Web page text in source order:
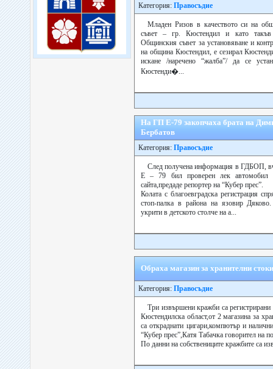
Категория: Правосъдие
Младен Ризов в качеството си на
съвет – гр. Кюстендил и като такъв
Общинския съвет за установяване и
на община Кюстендил, е сезирал
искане /наречено “жалба”/ да се
Кюстенди�...
На ГП Е-79 закопчаха брата на
Бербатов
Категория: Правосъдие
След получена информация в ГДБОП,
Е – 79 бил проверен лек автомобил
сайта,предаде репортер на “Кубер прес”.
Колата с благоевградска регистрация
стоп-палка в района на язовир
укрити в детското столче на а...
Обраха магазин за хранителни
Категория: Правосъдие
Три извършени кражби са
Кюстендилска област,от 2 магазина за
са откраднати цигари,компютър и
“Кубер прес”,Катя Табачка говорител на
По данни на собствениците кражбите са